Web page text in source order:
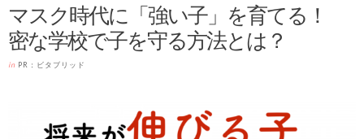
マスク時代に「強い子」を育てる！
密な学校で子を守る方法とは？
in PR：ビタブリッド